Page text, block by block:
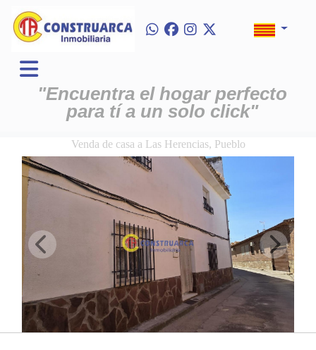
"Encuentra el hogar perfecto
para tí a un solo click"
Venda de casa a Las Herencias, Pueblo